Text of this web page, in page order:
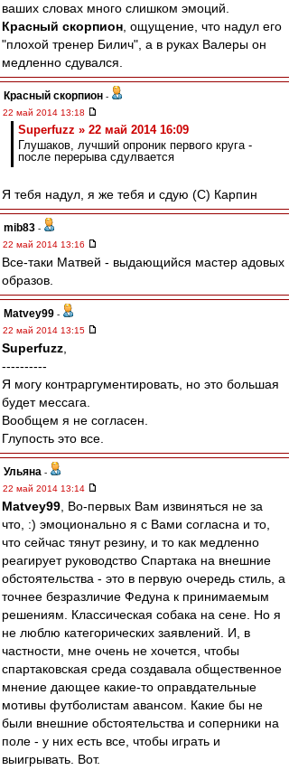
ваших словах много слишком эмоций.
Красный скорпион , ощущение, что надул его
"плохой тренер Билич", а в руках Валеры он
медленно сдувался.
Красный скорпион -
22 май 2014 13:18
Superfuzz » 22 май 2014 16:09
Глушаков, лучший опроник первого круга -
после перерыва сдулвается
Я тебя надул, я же тебя и сдую (С) Карпин
mib83 -
22 май 2014 13:16
Все-таки Матвей - выдающийся мастер адовых
образов.
Matvey99 -
22 май 2014 13:15
Superfuzz
----------
Я могу контраргументировать, но это большая
будет мессага.
Вообщем я не согласен.
Глупость это все.
Ульяна -
22 май 2014 13:14
Matvey99 , Во-первых Вам извиняться не за
что, :) эмоционально я с Вами согласна и то,
что сейчас тянут резину, и то как медленно
реагирует руководство Спартака на внешние
обстоятельства - это в первую очередь стиль, а
точнее безразличие Федуна к принимаемым
решениям. Классическая собака на сене. Но я
не люблю категорических заявлений. И, в
частности, мне очень не хочется, чтобы
спартаковская среда создавала общественное
мнение дающее какие-то оправдательные
мотивы футболистам авансом. Какие бы не
были внешние обстоятельства и соперники на
поле - у них есть все, чтобы играть и
выигрывать. Вот.